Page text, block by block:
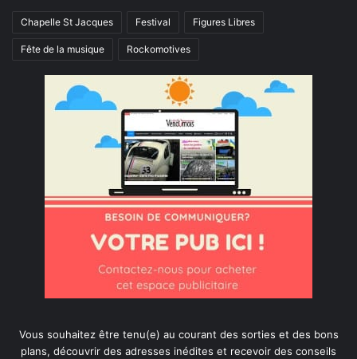
Chapelle St Jacques Festival Figures Libres
Fête de la musique Rockomotives
Vous souhaitez être tenu(e) au courant des sorties et des bons
plans, découvrir des adresses inédites et recevoir des conseils